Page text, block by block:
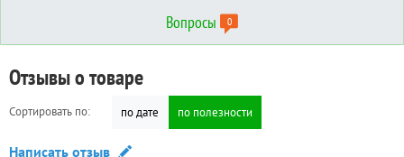
Вопросы 0
Технические характеристики
Дополнительные
Отзывы о товаре
Сортировать по: по дате по полезности
Написать отзыв
Вопросы о товаре
Сортировать по: по дате по полезности
Задать вопрос